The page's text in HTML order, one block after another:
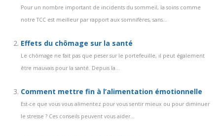
Pour un nombre important de incidents du sommeil, la soins comme
notre TCC est meilleur par rapport aux somnifères, sans...
Effets du chômage sur la santé
Le chômage ne fait pas que peser sur le portefeuille, il peut également
être mauvais pour la santé. Depuis la...
Comment mettre fin à l’alimentation émotionnelle
Est-ce que vous vous alimentez pour vous sentir mieux ou pour diminuer
le stresse ? Ces conseils peuvent vous aider...